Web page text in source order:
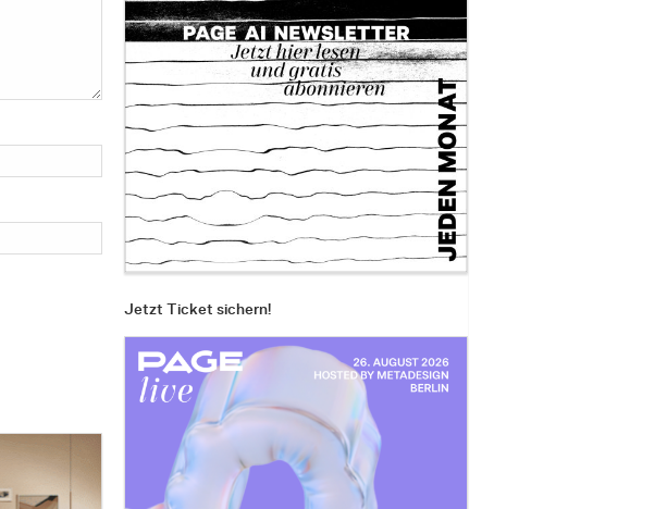
Jetzt Ticket sichern!